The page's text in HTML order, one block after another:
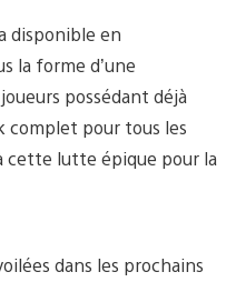
disponible en
la forme d’une
possédant déjà
complet pour tous les
cette lutte épique pour la
dans les prochains